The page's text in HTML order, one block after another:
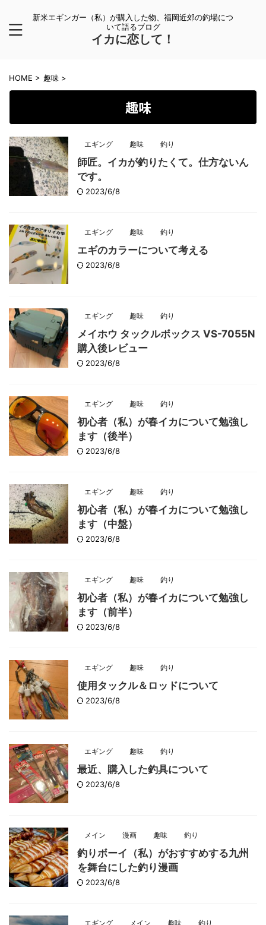
新米エギンガー（私）が購入した物、福岡近郊の釣場につ
いて語るブログ
イカに恋して！
HOME > 趣味 >
趣味
エギング 趣味 釣り
師匠。イカが釣りたくて。仕方ないん
です。
2023/6/8
エギング 趣味 釣り
エギのカラーについて考える
2023/6/8
エギング 趣味 釣り
メイホウ タックルボックス VS-7055N
購入後レビュー
2023/6/8
エギング 趣味 釣り
初心者（私）が春イカについて勉強し
ます（後半）
2023/6/8
エギング 趣味 釣り
初心者（私）が春イカについて勉強し
ます（中盤）
2023/6/8
エギング 趣味 釣り
初心者（私）が春イカについて勉強し
ます（前半）
2023/6/8
エギング 趣味 釣り
使用タックル＆ロッドについて
2023/6/8
エギング 趣味 釣り
最近、購入した釣具について
2023/6/8
メイン 漫画 趣味 釣り
釣りボーイ（私）がおすすめする九州
を舞台にした釣り漫画
2023/6/8
エギング メイン 趣味 釣り